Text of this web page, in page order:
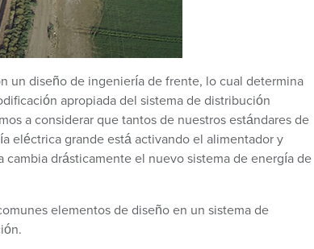
un diseño de ingeniería de frente, lo cual determina
apropiada del sistema de distribución
a considerar que tantos de nuestros estándares de
eléctrica grande está activando el alimentador y
drásticamente el nuevo sistema de energía de
elementos de diseño en un sistema de